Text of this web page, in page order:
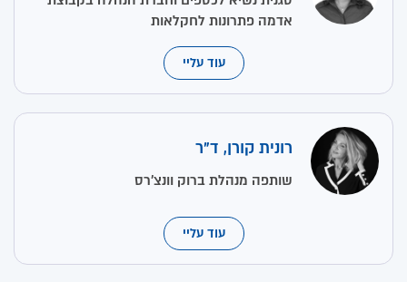
אדמה פתרונות לחקלאות
עוד עליי
רונית קורן, ד"ר
שותפה מנהלת ברוק וונצ'רס
עוד עליי